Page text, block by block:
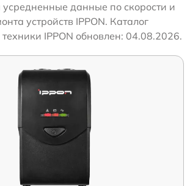
данные по скорости и
устройств IPPON. Каталог
IPPON обновлен: 04.08.2026.